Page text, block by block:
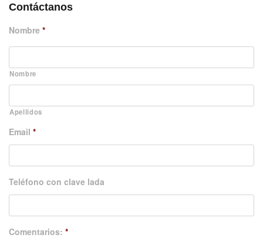
Contáctanos
Nombre *
Nombre
Apellidos
Email *
Teléfono con clave lada
Comentarios: *